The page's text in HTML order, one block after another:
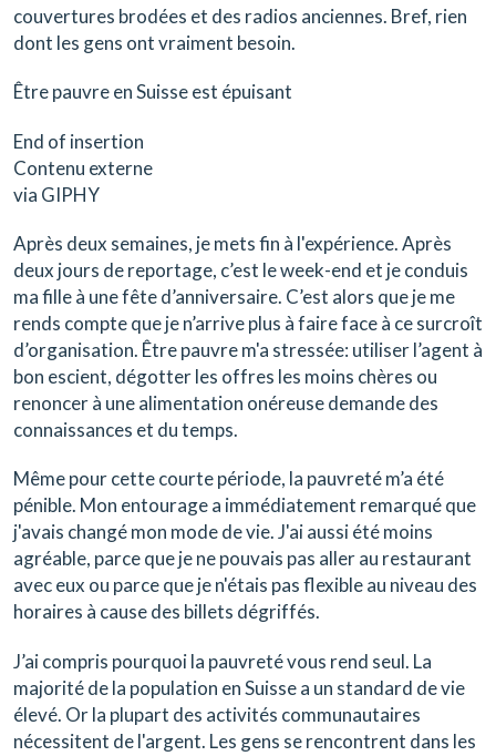
couvertures brodées et des radios anciennes. Bref, rien
dont les gens ont vraiment besoin.
Être pauvre en Suisse est épuisant
End of insertion
Contenu externe
via GIPHY
Après deux semaines, je mets fin à l'expérience. Après
deux jours de reportage, c’est le week-end et je conduis
ma fille à une fête d’anniversaire. C’est alors que je me
rends compte que je n’arrive plus à faire face à ce surcroît
d’organisation. Être pauvre m'a stressée: utiliser l’agent à
bon escient, dégotter les offres les moins chères ou
renoncer à une alimentation onéreuse demande des
connaissances et du temps.
Même pour cette courte période, la pauvreté m’a été
pénible. Mon entourage a immédiatement remarqué que
j'avais changé mon mode de vie. J'ai aussi été moins
agréable, parce que je ne pouvais pas aller au restaurant
avec eux ou parce que je n'étais pas flexible au niveau des
horaires à cause des billets dégriffés.
J’ai compris pourquoi la pauvreté vous rend seul. La
majorité de la population en Suisse a un standard de vie
élevé. Or la plupart des activités communautaires
nécessitent de l'argent. Les gens se rencontrent dans les